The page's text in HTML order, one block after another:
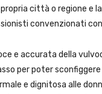
città o regione e
convenzionati con
e accurata della
per poter
e dignitosa alle